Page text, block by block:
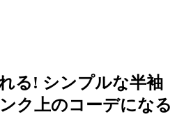
る! シンプルな半袖
ク上のコーデになる